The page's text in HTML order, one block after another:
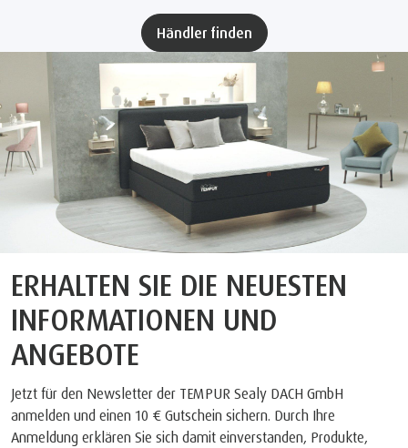
Händler finden
ERHALTEN SIE DIE NEUESTEN
INFORMATIONEN UND
ANGEBOTE
Jetzt für den Newsletter der TEMPUR Sealy DACH GmbH
anmelden und einen 10 € Gutschein sichern. Durch Ihre
Anmeldung erklären Sie sich damit einverstanden, Produkte,